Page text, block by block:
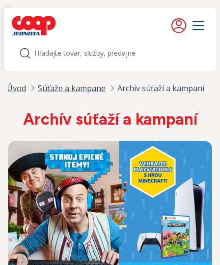
Moje konto
Menu
Hľadať
Úvod Súťaže a kampane Archív súťaží a kampaní
Archív súťaží a kampaní